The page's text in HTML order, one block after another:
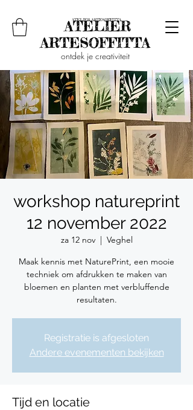
ontdek je creativiteit
workshop natureprint
12 november 2022
za 12 nov
  |
Veghel
Maak kennis met NaturePrint, een mooie
techniek om afdrukken te maken van
bloemen en planten met verbluffende
resultaten.
Registratie is afgesloten
Andere evenementen bekijken
Tijd en locatie